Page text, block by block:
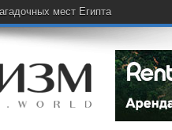
мест Египта